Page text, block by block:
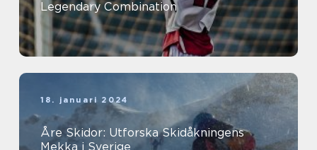
Legendary Combination
18. januari 2024
Åre Skidor: Utforska Skidåkningens
Mekka i Sverige